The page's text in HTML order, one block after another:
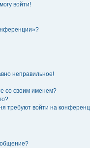
войти!
неправильное!
со своим именем?
требуют войти на